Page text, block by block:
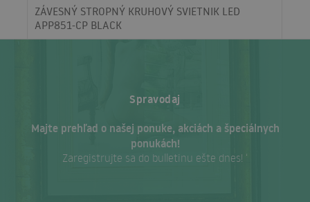
ZÁVESNÝ STROPNÝ KRUHOVÝ SVIETNIK LED
APP851-CP BLACK
Spravodaj
Majte prehľad o našej ponuke, akciách a špeciálnych
ponukách!
Zaregistrujte sa do bulletinu ešte dnes! ‘